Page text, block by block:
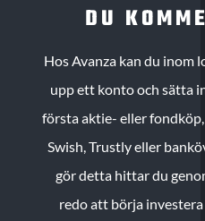
DU
Hos Avanza kan du inom
upp ett konto och sätta
första aktie- eller
Swish, Trustly eller
gör detta hittar du
redo att börja